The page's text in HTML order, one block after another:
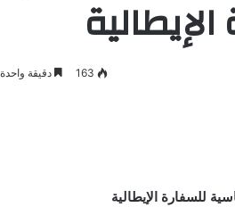
163 دقيقة واحدة
للسفارة الإيطالية